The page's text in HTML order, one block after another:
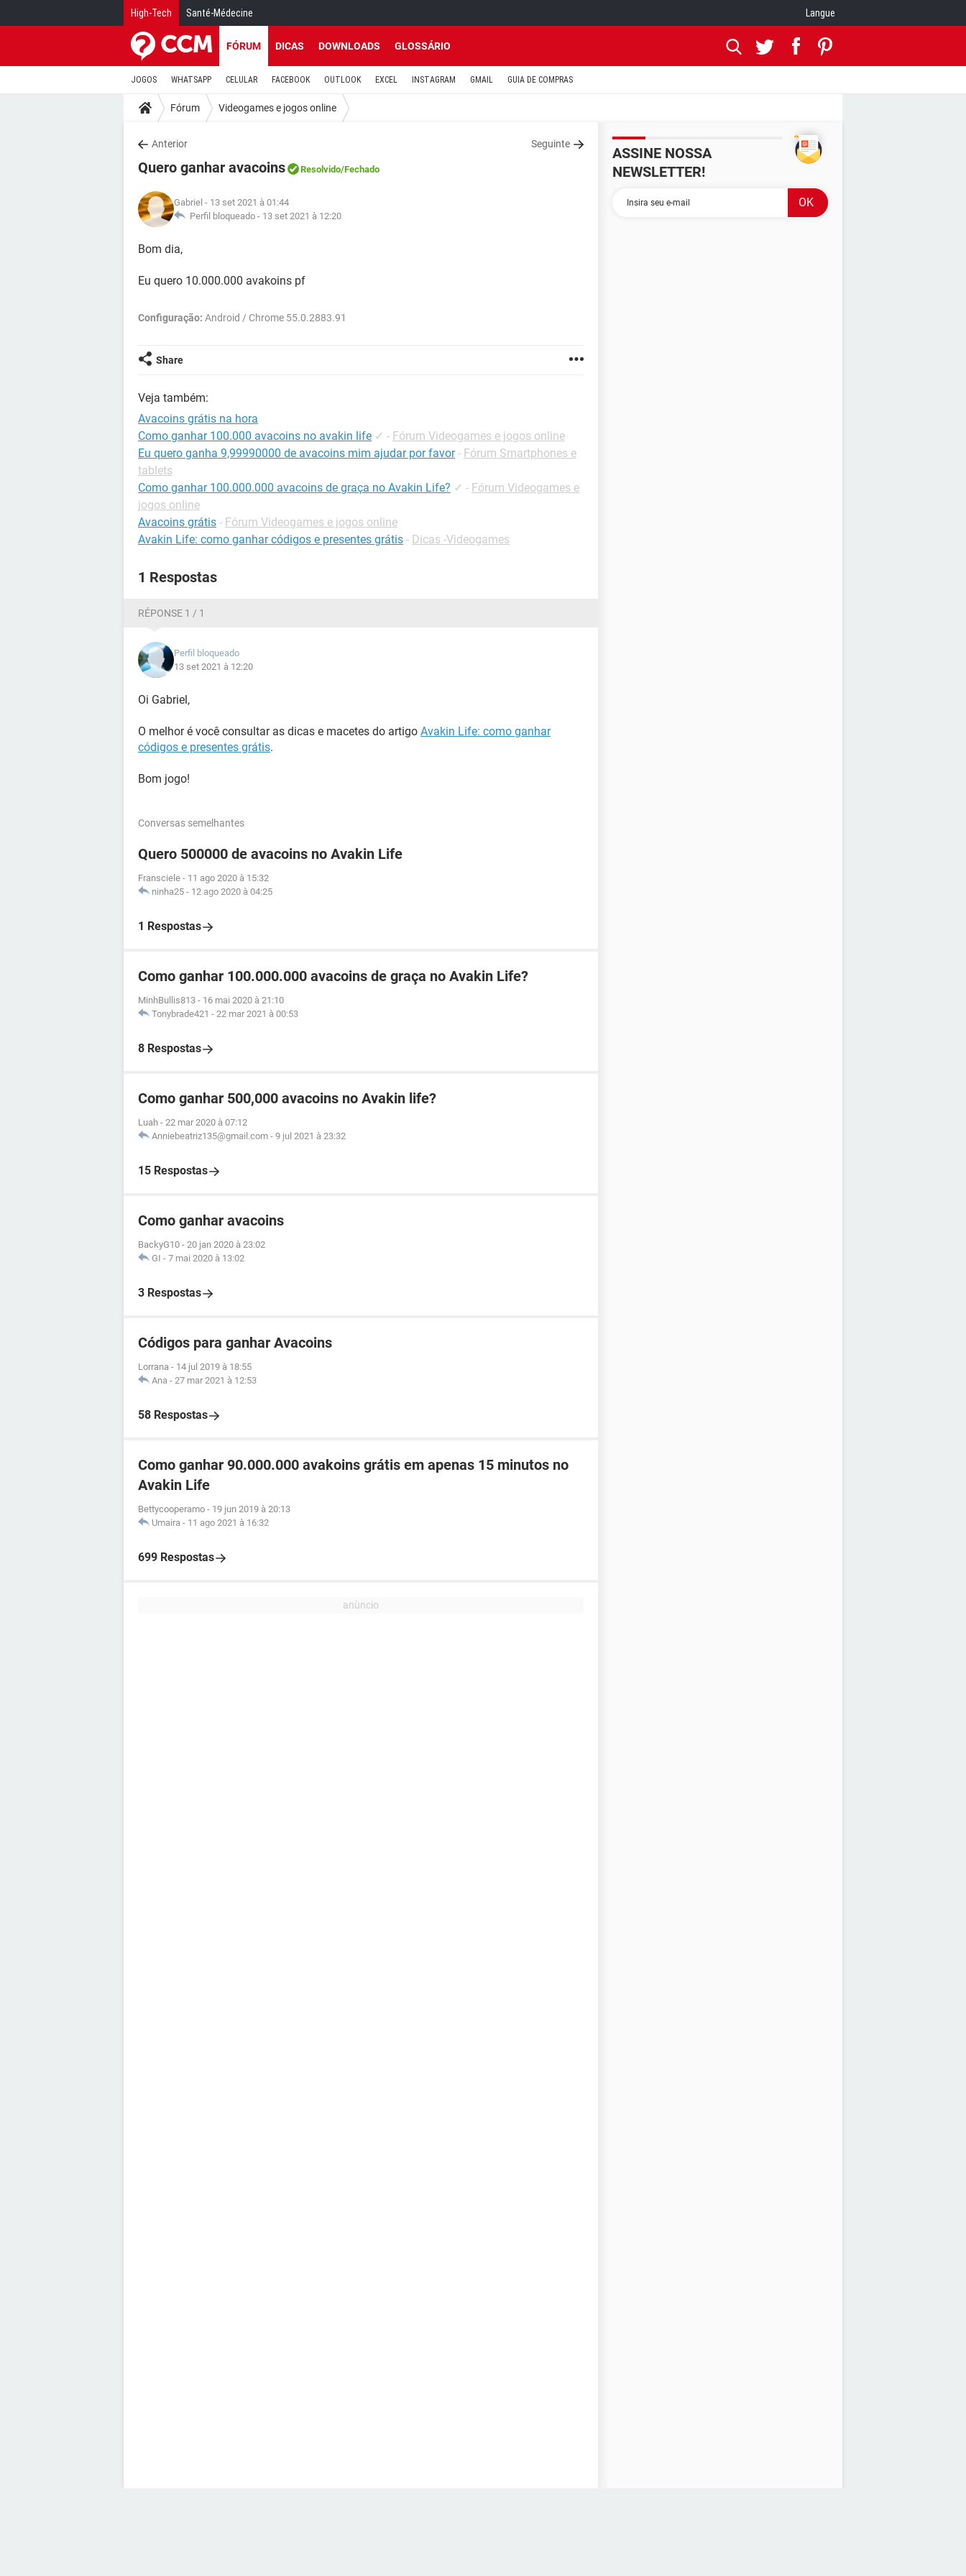
High-Tech Santé-Médecine Langue
FÓRUM DICAS DOWNLOADS GLOSSÁRIO
JOGOS WHATSAPP CELULAR FACEBOOK OUTLOOK EXCEL INSTAGRAM GMAIL GUIA DE COMPRAS
Fórum Videogames e jogos online
Anterior Seguinte
Quero ganhar avacoins Resolvido/Fechado
Gabriel - 13 set 2021 à 01:44
Perfil bloqueado - 13 set 2021 à 12:20
Bom dia,
Eu quero 10.000.000 avakoins pf
Configuração: Android / Chrome 55.0.2883.91
Share
Veja também:
Avacoins grátis na hora
Como ganhar 100.000 avacoins no avakin life ✓ - Fórum Videogames e jogos online
Eu quero ganha 9,99990000 de avacoins mim ajudar por favor - Fórum Smartphones e
tablets
Como ganhar 100.000.000 avacoins de graça no Avakin Life? ✓ - Fórum Videogames e
jogos online
Avacoins grátis - Fórum Videogames e jogos online
Avakin Life: como ganhar códigos e presentes grátis - Dicas -Videogames
1 Respostas
RÉPONSE 1 / 1
Perfil bloqueado
13 set 2021 à 12:20
Oi Gabriel,
O melhor é você consultar as dicas e macetes do artigo Avakin Life: como ganhar
códigos e presentes grátis.
Bom jogo!
Conversas semelhantes
Quero 500000 de avacoins no Avakin Life
Fransciele - 11 ago 2020 à 15:32
ninha25 - 12 ago 2020 à 04:25
1 Respostas
Como ganhar 100.000.000 avacoins de graça no Avakin Life?
MinhBullis813 - 16 mai 2020 à 21:10
Tonybrade421 - 22 mar 2021 à 00:53
8 Respostas
Como ganhar 500,000 avacoins no Avakin life?
Luah - 22 mar 2020 à 07:12
Anniebeatriz135@gmail.com - 9 jul 2021 à 23:32
15 Respostas
Como ganhar avacoins
BackyG10 - 20 jan 2020 à 23:02
GI - 7 mai 2020 à 13:02
3 Respostas
Códigos para ganhar Avacoins
Lorrana - 14 jul 2019 à 18:55
Ana - 27 mar 2021 à 12:53
58 Respostas
Como ganhar 90.000.000 avakoins grátis em apenas 15 minutos no
Avakin Life
Bettycooperamo - 19 jun 2019 à 20:13
Umaira - 11 ago 2021 à 16:32
699 Respostas
ASSINE NOSSA
NEWSLETTER!